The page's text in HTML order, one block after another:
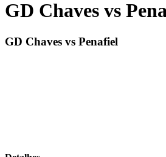
GD Chaves vs
GD Chaves vs Penafiel